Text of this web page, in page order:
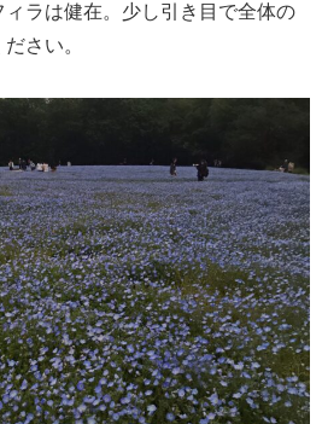
ラは健在。少し引き目で全体の
さい。